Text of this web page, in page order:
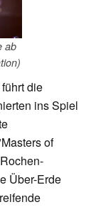
ab
die
ins Spiel
of
Über-Erde